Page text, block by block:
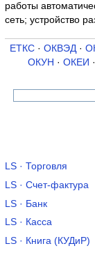
работы
сеть; устройство
ЕТКС · ОКВЭД·
ОКУН · ОКЕИ ·
LS · Торговля
LS · Счет-фактура
LS · Банк
LS · Касса
LS · Книга (КУДиР)